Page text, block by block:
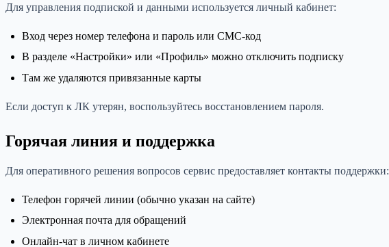
Для управления подпиской и данными используется личный кабинет:
Вход через номер телефона и пароль или СМС-код
В разделе «Настройки» или «Профиль» можно отключить подписку
Там же удаляются привязанные карты
Если доступ к ЛК утерян, воспользуйтесь восстановлением пароля.
Горячая линия и поддержка
Для оперативного решения вопросов сервис предоставляет контакты поддержки:
Телефон горячей линии (обычно указан на сайте)
Электронная почта для обращений
Онлайн-чат в личном кабинете